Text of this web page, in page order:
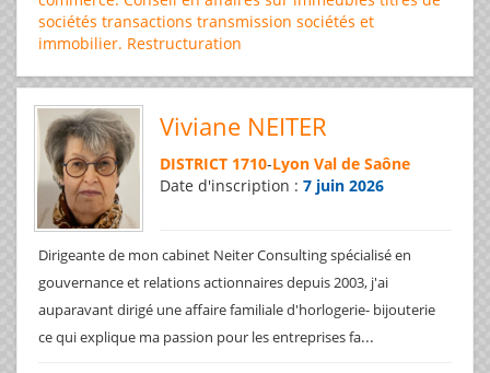
sociétés transactions transmission sociétés et
immobilier. Restructuration
Viviane NEITER
DISTRICT 1710-Lyon Val de Saône
Date d'inscription : 7 juin 2026
Dirigeante de mon cabinet Neiter Consulting spécialisé en
gouvernance et relations actionnaires depuis 2003, j'ai
auparavant dirigé une affaire familiale d'horlogerie- bijouterie
ce qui explique ma passion pour les entreprises fa...